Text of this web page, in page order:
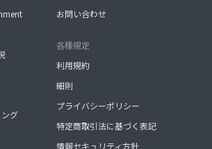
グ
お問い合わせ
各種規定
利用規約
細則
プライバシーポリシー
特定商取引法に基づく表記
情報セキュリティ方針